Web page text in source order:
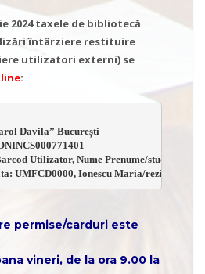
2024 taxele de bibliotecă
întârziere restituire
utilizatori externi) se
:
Davila” București
Utilizator, Nume Prenume/student/
UMFCD0000, Ionescu Maria/rezident
permise/carduri este
vineri, de la ora 9.00 la